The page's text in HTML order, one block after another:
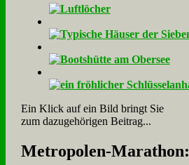
Ein Klick auf ein Bild bringt Sie
zum dazugehörigen Beitrag...
Me­tro­po­len-Ma­ra­thon: